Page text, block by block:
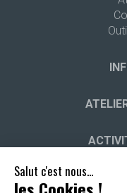
Salut c'est nous...